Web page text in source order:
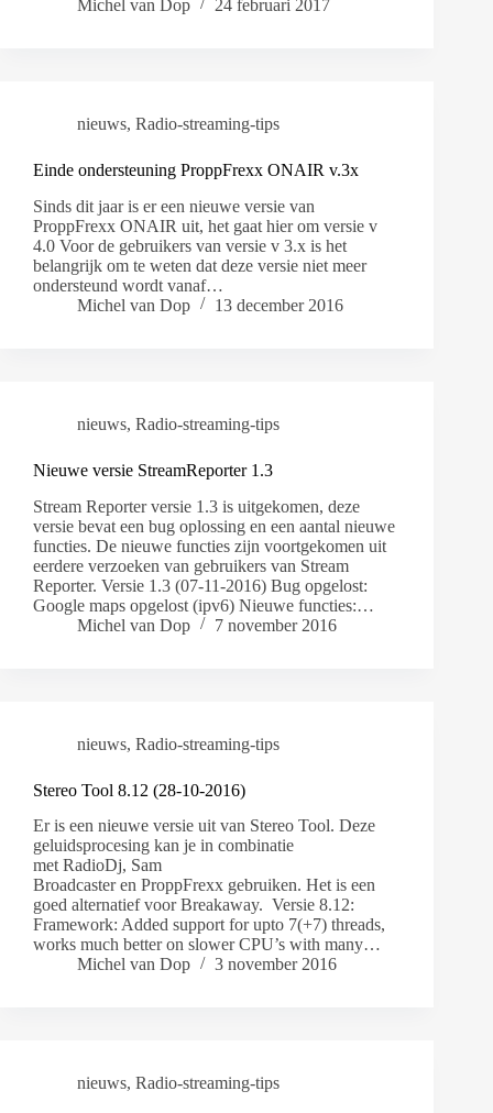
Michel van Dop 24 februari 2017
nieuws, Radio-streaming-tips
Einde ondersteuning ProppFrexx ONAIR v.3x
Sinds dit jaar is er een nieuwe versie van
ProppFrexx ONAIR uit, het gaat hier om versie v
4.0 Voor de gebruikers van versie v 3.x is het
belangrijk om te weten dat deze versie niet meer
ondersteund wordt vanaf…
Michel van Dop
13 december 2016
nieuws, Radio-streaming-tips
Nieuwe versie StreamReporter 1.3
Stream Reporter versie 1.3 is uitgekomen, deze
versie bevat een bug oplossing en een aantal nieuwe
functies. De nieuwe functies zijn voortgekomen uit
eerdere verzoeken van gebruikers van Stream
Reporter. Versie 1.3 (07-11-2016) Bug opgelost:
Google maps opgelost (ipv6) Nieuwe functies:…
Michel van Dop
7 november 2016
nieuws, Radio-streaming-tips
Stereo Tool 8.12 (28-10-2016)
Er is een nieuwe versie uit van Stereo Tool. Deze
geluidsprocesing kan je in combinatie
met RadioDj, Sam
Broadcaster en ProppFrexx gebruiken. Het is een
goed alternatief voor Breakaway. Versie 8.12:
Framework: Added support for upto 7(+7) threads,
works much better on slower CPU’s with many…
Michel van Dop
3 november 2016
nieuws, Radio-streaming-tips